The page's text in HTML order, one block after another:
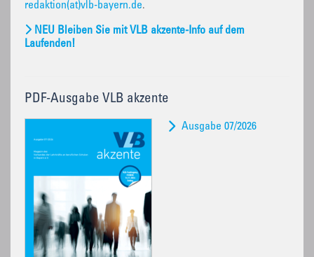
redaktion(at)vlb-bayern.de.
NEU Bleiben Sie mit VLB akzente-Info auf dem
Laufenden!
PDF-Ausgabe VLB akzente
Ausgabe 07/2026